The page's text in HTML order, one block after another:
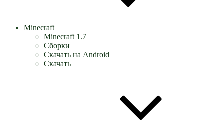
Minecraft
Minecraft 1.7
Сборки
Скачать на Android
Скачать